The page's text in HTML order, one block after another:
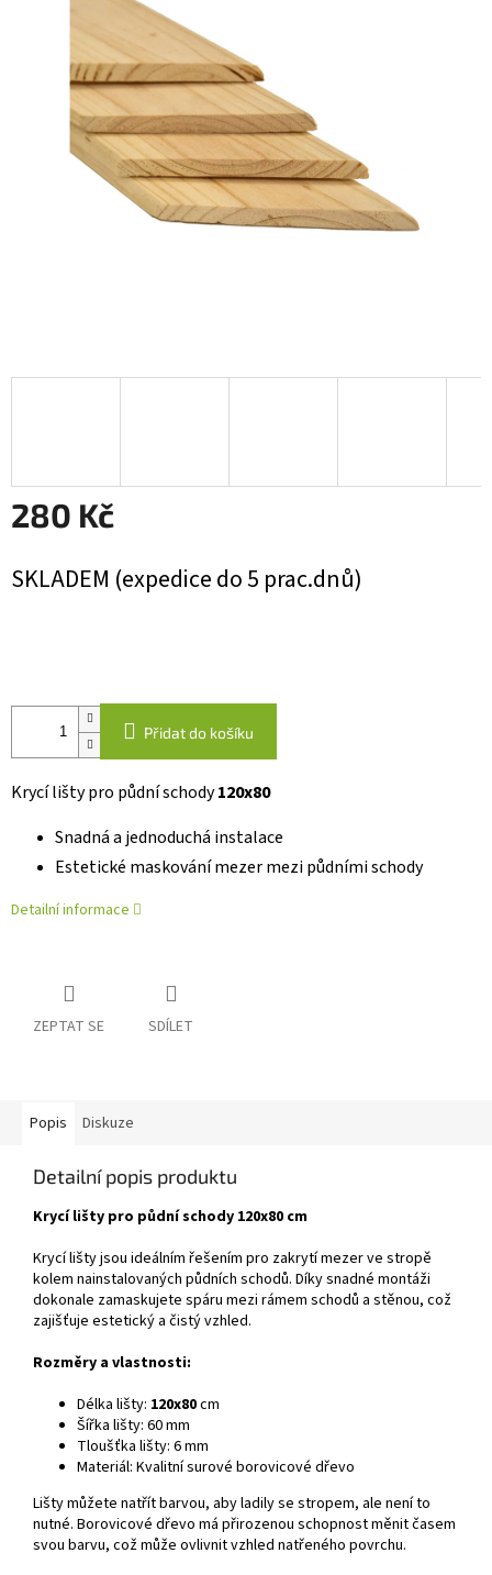
280 Kč
cena:
SKLADEM (expedice do 5 prac.dnů)
Přidat do košíku
Krycí lišty pro půdní schody120x80
Snadná a jednoduchá instalace
Estetické maskování mezer mezi půdními schody
Detailní informace
ZEPTAT SE SDÍLET
Popis Diskuze
Detailní popis produktu
Krycí lišty pro půdní schody 120x80 cm
Krycí lišty jsou ideálním řešením pro zakrytí mezer ve stropě
kolem nainstalovaných půdních schodů. Díky snadné montáži
dokonale zamaskujete spáru mezi rámem schodů a stěnou, což
zajišťuje estetický a čistý vzhled.
Rozměry a vlastnosti:
Délka lišty: 120x80cm
Šířka lišty: 60 mm
Tloušťka lišty: 6 mm
Materiál: Kvalitní surové borovicové dřevo
Lišty můžete natřít barvou, aby ladily se stropem, ale není to
nutné. Borovicové dřevo má přirozenou schopnost měnit časem
svou barvu, což může ovlivnit vzhled natřeného povrchu.